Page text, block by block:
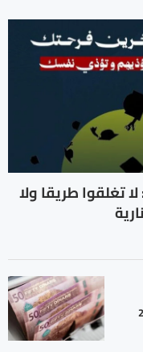
لا تغلقوا طريقا ولا